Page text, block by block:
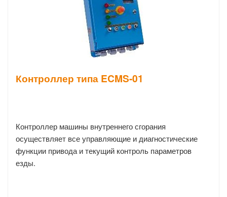
Контроллер типа ECMS-01
Контроллер машины внутреннего сгорания
осуществляет все управляющие и диагностические
функции привода и текущий контроль параметров
езды.